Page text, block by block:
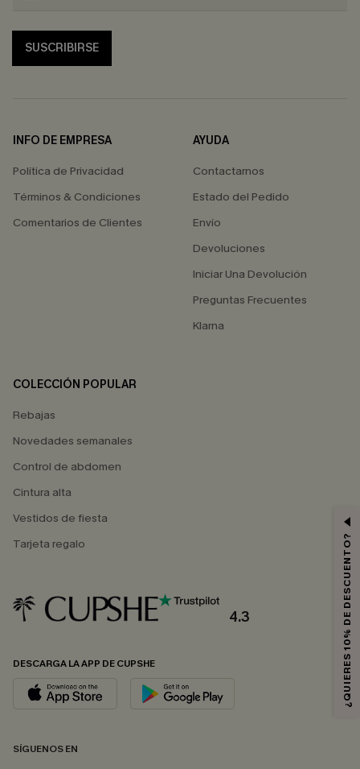
SUSCRIBIRSE
INFO DE EMPRESA
Política de Privacidad
Términos & Condiciones
Comentarios de Clientes
AYUDA
Contactarnos
Estado del Pedido
Envío
Devoluciones
Iniciar Una Devolución
Preguntas Frecuentes
Klarna
COLECCIÓN POPULAR
Rebajas
Novedades semanales
Control de abdomen
Cintura alta
Vestidos de fiesta
Tarjeta regalo
4.3
DESCARGA LA APP DE CUPSHE
SÍGUENOS EN
¿QUIERES 10% DE DESCUENTO?